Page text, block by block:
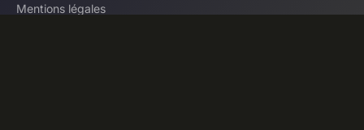
Mentions légales